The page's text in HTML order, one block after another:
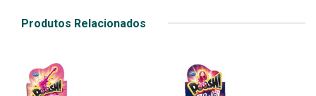
Produtos Relacionados